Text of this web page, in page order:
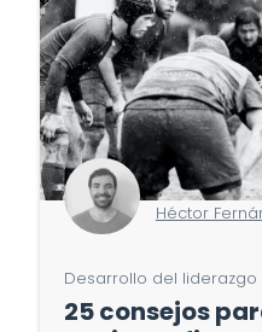
Héctor
Desarrollo del liderazgo
25 consejos